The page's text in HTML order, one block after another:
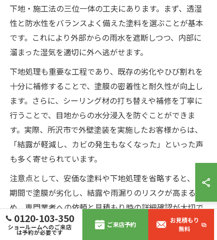
下地・施工法の三位一体の工夫にあります。まず、透湿
性と防水性をバランスよく備えた塗料を選ぶことが基本
です。これにより外部からの雨水を遮断しつつ、内部に
溜まった湿気を適切に外へ逃がせます。
下地処理も重要な工程であり、既存の劣化やひび割れを
十分に補修することで、塗膜の密着性と耐久性が向上し
ます。さらに、シーリング材の打ち替えや補修を丁寧に
行うことで、目地からの水分浸入を防ぐことができま
す。実際、所沢市で外壁塗装を実施したお客様からは、
「結露が軽減し、カビの発生もなくなった」といった声
も多く寄せられています。
注意点として、安価な塗料や下地処理を省略すると、短
期間で塗膜が劣化し、結露や雨漏りのリスクが高まるた
め、専門業者への依頼と見積もり時の詳細確認が大切で
す。
0120-103-350
ショールームへのご来店
は予約が必要です
ご来店予約
お見積もり
無料